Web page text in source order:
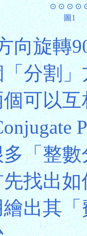
⊙ ⊙ ⊙ ⊙
圖1
向旋轉
分割
可以
「整
找出
出其